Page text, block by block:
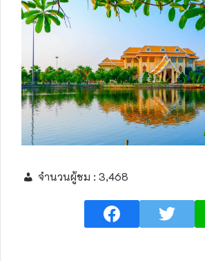
จำนวนผู้ชม : 3,468